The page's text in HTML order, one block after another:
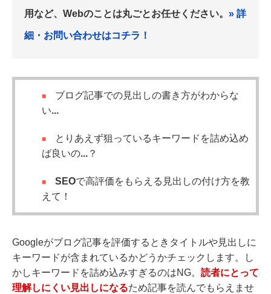
用など、Webのことは丸ごとお任せください。 » 詳
細・お問い合わせはコチラ！
ブログ記事での見出しの書き方がわからな
い...
とりあえず狙っているキーワードを詰め込め
ば良いの...？
SEOで高評価をもらえる見出しの付け方を教
えて！
Googleがブログ記事を評価するときタイトルや見出しに
キーワードが含まれているかどうかチェックします。し
かしキーワードを詰め込みすぎるのはNG。 読者にとって
理解しにくい見出しになるため記事を読んでもらえませ